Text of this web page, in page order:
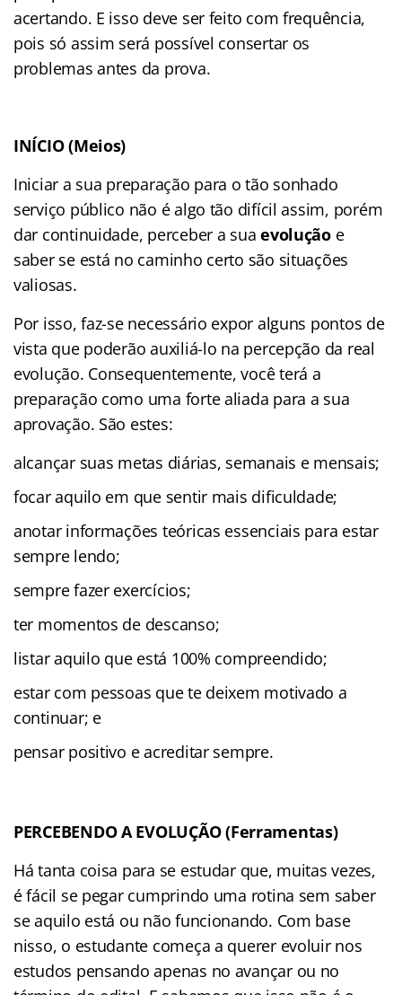
acertando. E isso deve ser feito com frequência,
pois só assim será possível consertar os
problemas antes da prova.
INÍCIO (Meios)
Iniciar a sua preparação para o tão sonhado
serviço público não é algo tão difícil assim, porém
dar continuidade, perceber a suaevoluçãoe
saber se está no caminho certo são situações
valiosas.
Por isso, faz-se necessário expor alguns pontos de
vista que poderão auxiliá-lo na percepção da real
evolução. Consequentemente, você terá a
preparação como uma forte aliada para a sua
aprovação. São estes:
alcançar suas metas diárias, semanais e mensais;
focar aquilo em que sentir mais dificuldade;
anotar informações teóricas essenciais para estar
sempre lendo;
sempre fazer exercícios;
ter momentos de descanso;
listar aquilo que está 100% compreendido;
estar com pessoas que te deixem motivado a
continuar; e
pensar positivo e acreditar sempre.
PERCEBENDO A EVOLUÇÃO (Ferramentas)
Há tanta coisa para se estudar que, muitas vezes,
é fácil se pegar cumprindo uma rotina sem saber
se aquilo está ou não funcionando. Com base
nisso, o estudante começa a querer evoluir nos
estudos pensando apenas no avançar ou no